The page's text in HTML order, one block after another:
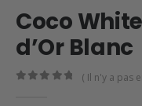
Coco
d’Or Blanc
( Il n'y a pas